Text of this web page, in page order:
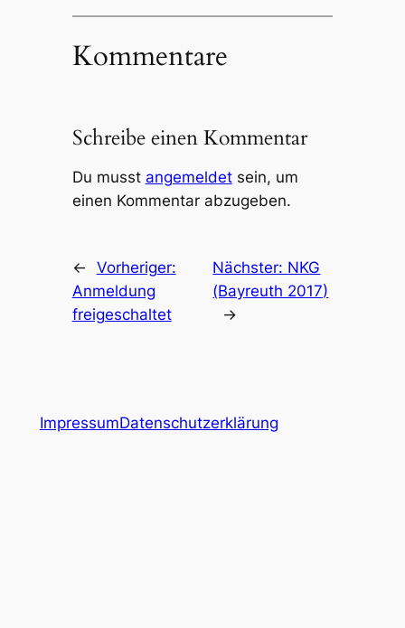
Kommentare
Schreibe einen Kommentar
Du musst angemeldetsein, um
einen Kommentar abzugeben.
← Vorheriger:
Anmeldung
freigeschaltet
Nächster: NKG
(Bayreuth 2017)
→
ImpressumDatenschutzerklärung